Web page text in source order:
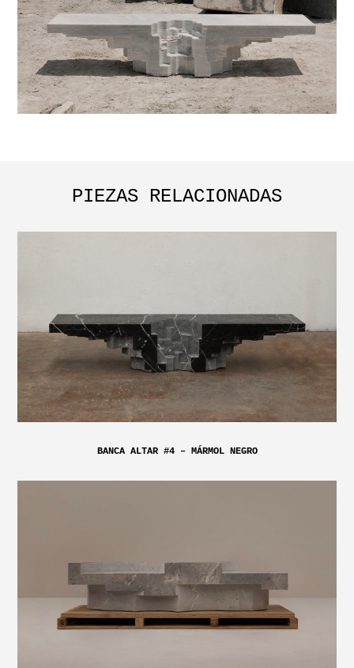
PIEZAS RELACIONADAS
BANCA ALTAR #4 – MÁRMOL NEGRO